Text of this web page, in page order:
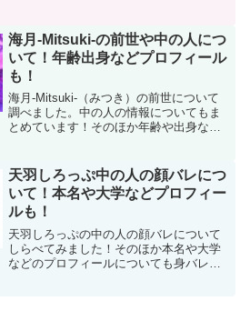
海月-Mitsuki-の前世や中の人につ
いて！年齢出身などプロフィール
も！
海月-Mitsuki-（みつき）の前世について
調べました。中の人の情報についてもま
とめています！そのほか年齢や出身など
天羽しろっぷ中の人の顔バレにつ
いて！本名や大学などプロフィー
ルも！
天羽しろっぷの中の人の顔バレについて
しらべてみました！そのほか本名や大学
などのプロフィールについても身バレ情